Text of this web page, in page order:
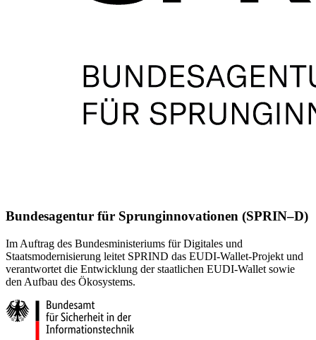
Bundesagentur für Sprunginnovationen (SPRIN–D)
Im Auftrag des Bundesministeriums für Digitales und
Staatsmodernisierung leitet SPRIND das EUDI-Wallet-Projekt und
verantwortet die Entwicklung der staatlichen EUDI-Wallet sowie
den Aufbau des Ökosystems.